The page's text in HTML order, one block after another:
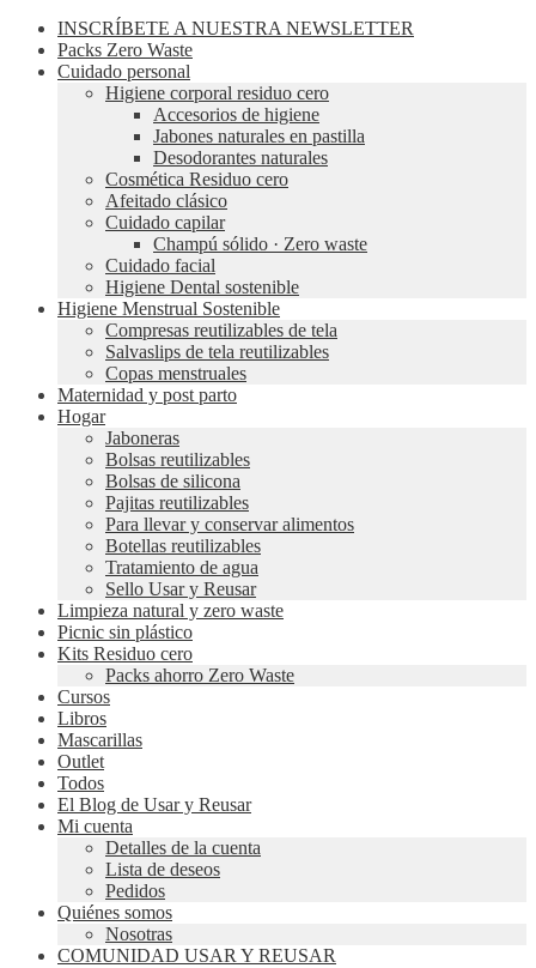
INSCRÍBETE A NUESTRA NEWSLETTER
Packs Zero Waste
Cuidado personal
Higiene corporal residuo cero
Accesorios de higiene
Jabones naturales en pastilla
Desodorantes naturales
Cosmética Residuo cero
Afeitado clásico
Cuidado capilar
Champú sólido · Zero waste
Cuidado facial
Higiene Dental sostenible
Higiene Menstrual Sostenible
Compresas reutilizables de tela
Salvaslips de tela reutilizables
Copas menstruales
Maternidad y post parto
Hogar
Jaboneras
Bolsas reutilizables
Bolsas de silicona
Pajitas reutilizables
Para llevar y conservar alimentos
Botellas reutilizables
Tratamiento de agua
Sello Usar y Reusar
Limpieza natural y zero waste
Picnic sin plástico
Kits Residuo cero
Packs ahorro Zero Waste
Cursos
Libros
Mascarillas
Outlet
Todos
El Blog de Usar y Reusar
Mi cuenta
Detalles de la cuenta
Lista de deseos
Pedidos
Quiénes somos
Nosotras
COMUNIDAD USAR Y REUSAR